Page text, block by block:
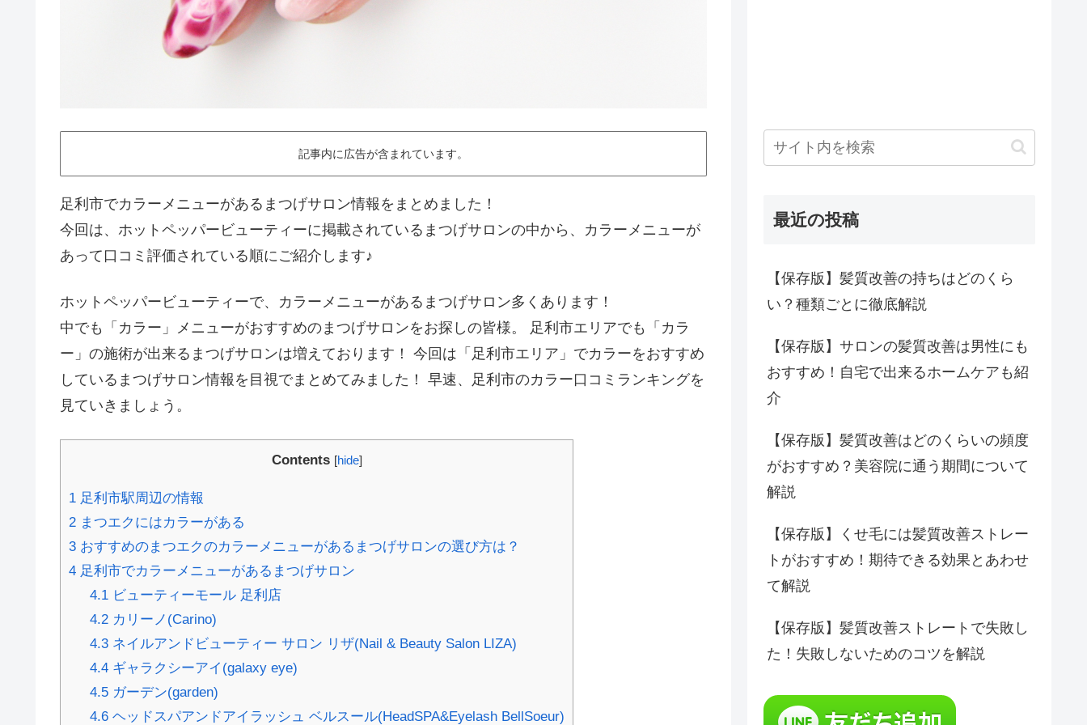
記事内に広告が含まれています。
足利市でカラーメニューがあるまつげサロン情報をまとめました！
今回は、ホットペッパービューティーに掲載されているまつげサロンの中から、カラーメニューが
あって口コミ評価されている順にご紹介します♪
ホットペッパービューティーで、カラーメニューがあるまつげサロン多くあります！
中でも「カラー」メニューがおすすめのまつげサロンをお探しの皆様。 足利市エリアでも「カラ
ー」の施術が出来るまつげサロンは増えております！ 今回は「足利市エリア」でカラーをおすすめ
しているまつげサロン情報を目視でまとめてみました！ 早速、足利市のカラー口コミランキングを
見ていきましょう。
Contents [hide]
1 足利市駅周辺の情報
2 まつエクにはカラーがある
3 おすすめのまつエクのカラーメニューがあるまつげサロンの選び方は？
4 足利市でカラーメニューがあるまつげサロン
4.1ビューティーモール 足利店
4.2カリーノ(Carino)
4.3ネイルアンドビューティー サロン リザ(Nail & Beauty Salon LIZA)
4.4ギャラクシーアイ(galaxy eye)
4.5ガーデン(garden)
4.6ヘッドスパアンドアイラッシュ ベルスール(HeadSPA&Eyelash BellSoeur)
最近の投稿
【保存版】髪質改善の持ちはどのくら
い？種類ごとに徹底解説
【保存版】サロンの髪質改善は男性にも
おすすめ！自宅で出来るホームケアも紹
介
【保存版】髪質改善はどのくらいの頻度
がおすすめ？美容院に通う期間について
解説
【保存版】くせ毛には髪質改善ストレー
トがおすすめ！期待できる効果とあわせ
て解説
【保存版】髪質改善ストレートで失敗し
た！失敗しないためのコツを解説